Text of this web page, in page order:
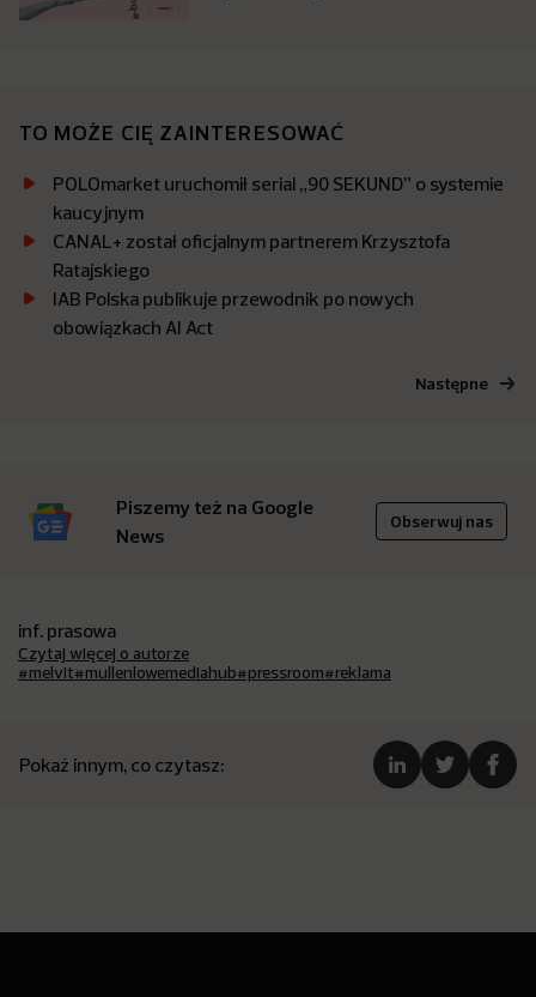
TO MOŻE CIĘ ZAINTERESOWAĆ
POLOmarket uruchomił serial „90 SEKUND” o systemie
kaucyjnym
CANAL+ został oficjalnym partnerem Krzysztofa
Ratajskiego
IAB Polska publikuje przewodnik po nowych
obowiązkach AI Act
Następne
Piszemy też na Google
News
Obserwuj nas
inf. prasowa
Czytaj więcej o autorze
#melvit#mullenlowemediahub#pressroom#reklama
Pokaż innym, co czytasz: